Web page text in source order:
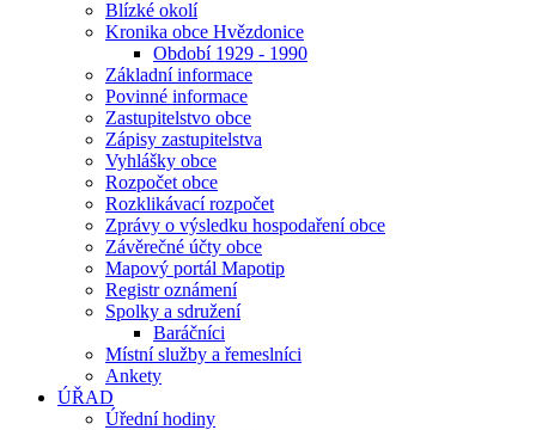
Blízké okolí
Kronika obce Hvězdonice
Období 1929 - 1990
Základní informace
Povinné informace
Zastupitelstvo obce
Zápisy zastupitelstva
Vyhlášky obce
Rozpočet obce
Rozklikávací rozpočet
Zprávy o výsledku hospodaření obce
Závěrečné účty obce
Mapový portál Mapotip
Registr oznámení
Spolky a sdružení
Baráčníci
Místní služby a řemeslníci
Ankety
ÚŘAD
Úřední hodiny